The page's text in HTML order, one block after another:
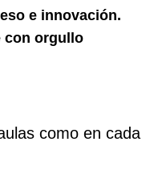
e innovación.
con orgullo
como en cada